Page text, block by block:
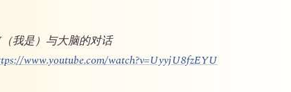
我是）与大脑的对话
www.youtube.com/watch?v=UyyjU8fzEYU